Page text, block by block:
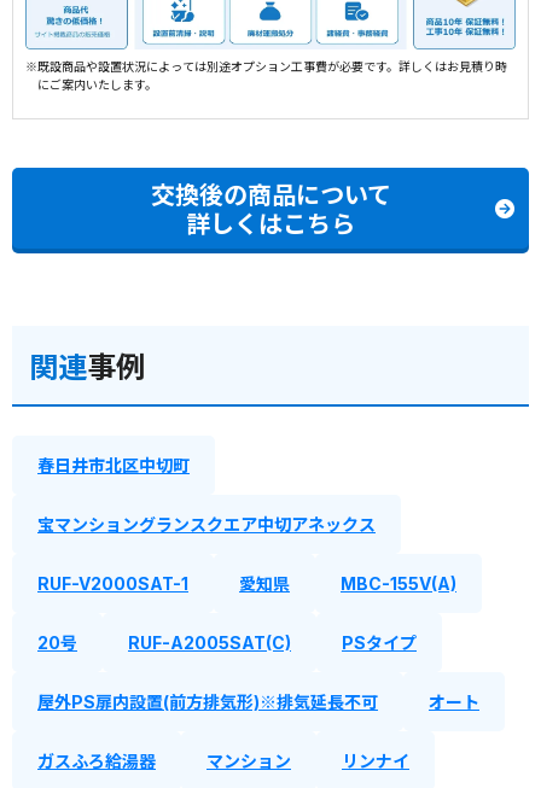
※既設商品や設置状況によっては別途オプション工事費が必要です。詳しくはお見積り時
にご案内いたします。
交換後の商品について
詳しくはこちら
関連事例
春日井市北区中切町
宝マンショングランスクエア中切アネックス
RUF-V2000SAT-1 愛知県 MBC-155V(A)
20号 RUF-A2005SAT(C) PSタイプ
屋外PS扉内設置(前方排気形)※排気延長不可 オート
ガスふろ給湯器 マンション リンナイ